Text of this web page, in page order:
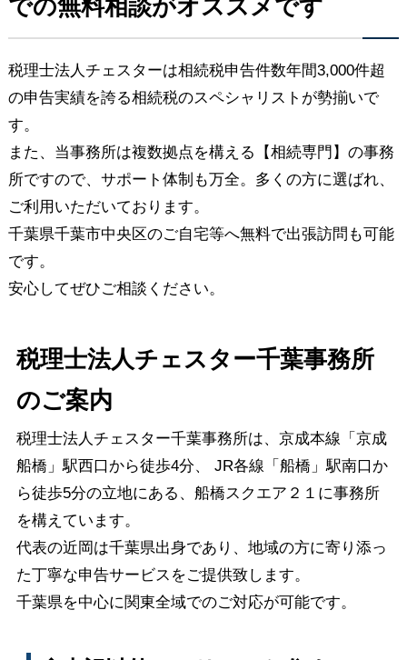
での無料相談がオススメです
税理士法人チェスターは相続税申告件数年間3,000件超
の申告実績を誇る相続税のスペシャリストが勢揃いで
す。
また、当事務所は複数拠点を構える【相続専門】の事務
所ですので、サポート体制も万全。多くの方に選ばれ、
ご利用いただいております。
千葉県千葉市中央区のご自宅等へ無料で出張訪問も可能
です。
安心してぜひご相談ください。
税理士法人チェスター千葉事務所
のご案内
税理士法人チェスター千葉事務所は、京成本線「京成
船橋」駅西口から徒歩4分、 JR各線「船橋」駅南口 か
ら徒歩5分の立地にある、船橋スクエア２１に事務所
を構えています。
代表の近岡は千葉県出身であり、地域の方に寄り添っ
た丁寧な申告サービスをご提供致します。
千葉県を中心に関東全域でのご対応が可能です。